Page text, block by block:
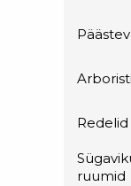
Redelid
ruumid